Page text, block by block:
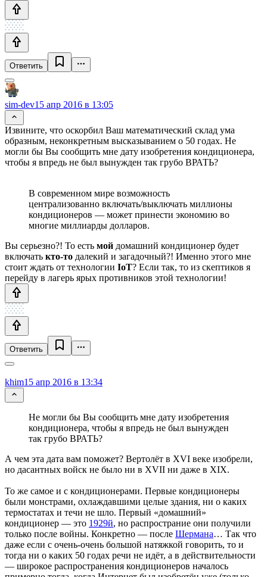
Ответить
sim-dev15 апр 2016 в 13:05
Извините, что оскорбил Ваш математический склад ума
образным, неконкретным высказыванием о 50 годах. Не
могли бы Вы сообщить мне дату изобретения кондиционера,
чтобы я впредь не был вынужден так грубо ВРАТЬ?
В современном мире возможность
централизованно включать/выключать миллионы
кондиционеров — может принести экономию во
многие миллиарды долларов.
Вы серьезно?! То есть мой домашний кондиционер будет
включать кто-то далекий и загадочный?! Именно этого мне
стоит ждать от технологии IoT? Если так, то из скептиков я
перейду в лагерь ярых противников этой технологии!
Ответить
khim15 апр 2016 в 13:34
Не могли бы Вы сообщить мне дату изобретения
кондиционера, чтобы я впредь не был вынужден
так грубо ВРАТЬ?
А чем эта дата вам поможет? Вертолёт в XVI веке изобрели,
но дасантных войск не было ни в XVII ни даже в XIX.
То же самое и с кондиционерами. Первые кондиционеры
были монстрами, охлаждавшими целые здания, ни о каких
термостатах и течи не шло. Первый «домашний»
кондиционер — это 1929й, но распространие они получили
только после войны. Конкретно — после Шермана… Так что
даже если с очень-очень большой натяжкой говорить, то и
тогда ни о каких 50 годах речи не идёт, а в действительности
— широкое распространения кондиционеров началось